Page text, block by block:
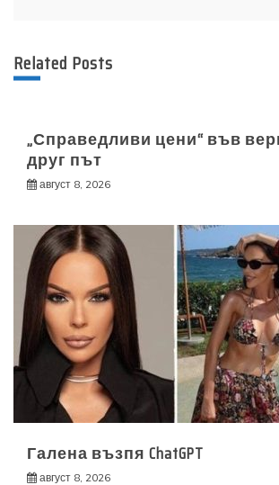
Related Posts
„Справедливи цени“ във
друг път
август 8, 2026
Галена възпя ChatGPT
август 8, 2026